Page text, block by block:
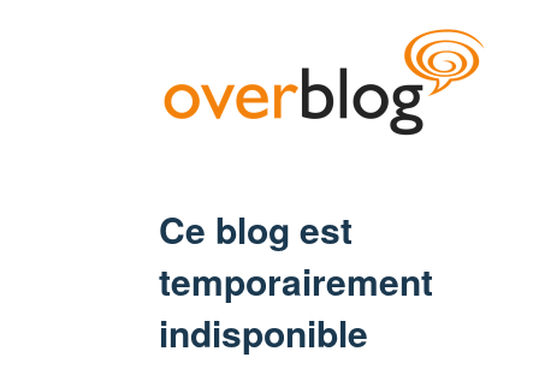
Ce blog est
temporairement
indisponible